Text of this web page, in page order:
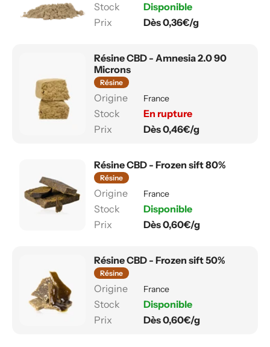
Disponible
Dès 0,36€/g
Résine CBD - Amnesia 2.0 90
Microns
Résine
France
En rupture
Dès 0,46€/g
Résine CBD - Frozen sift 80%
Résine
France
Disponible
Dès 0,60€/g
Résine CBD - Frozen sift 50%
Résine
France
Disponible
Dès 0,60€/g